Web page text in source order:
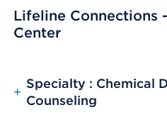
Lifeline Connections
Center
+
Specialty : Chemical
Counseling